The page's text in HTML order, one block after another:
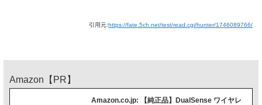
引用元:https://fate.5ch.net/test/read.cgi/hunter/1746089766/
Amazon【PR】
Amazon.co.jp: 【純正品】DualSense ワイヤレ